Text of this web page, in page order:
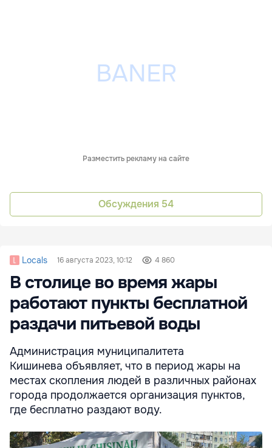
Разместить рекламу на сайте
Обсуждения 54
Locals 16 августа 2023, 10:12 4 860
В столице во время жары
работают пункты бесплатной
раздачи питьевой воды
Администрация муниципалитета
Кишинева объявляет, что в период жары на
местах скопления людей в различных районах
города продолжается организация пунктов,
где бесплатно раздают воду.